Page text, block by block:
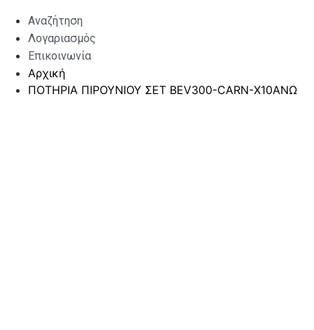
Αναζήτηση
Λογαριασμός
Επικοινωνία
Αρχική
ΠΟΤΗΡΙΑ ΠΙΡΟΥΝΙΟΥ ΣΕΤ BEV300-CARN-Χ10ΑΝΩ